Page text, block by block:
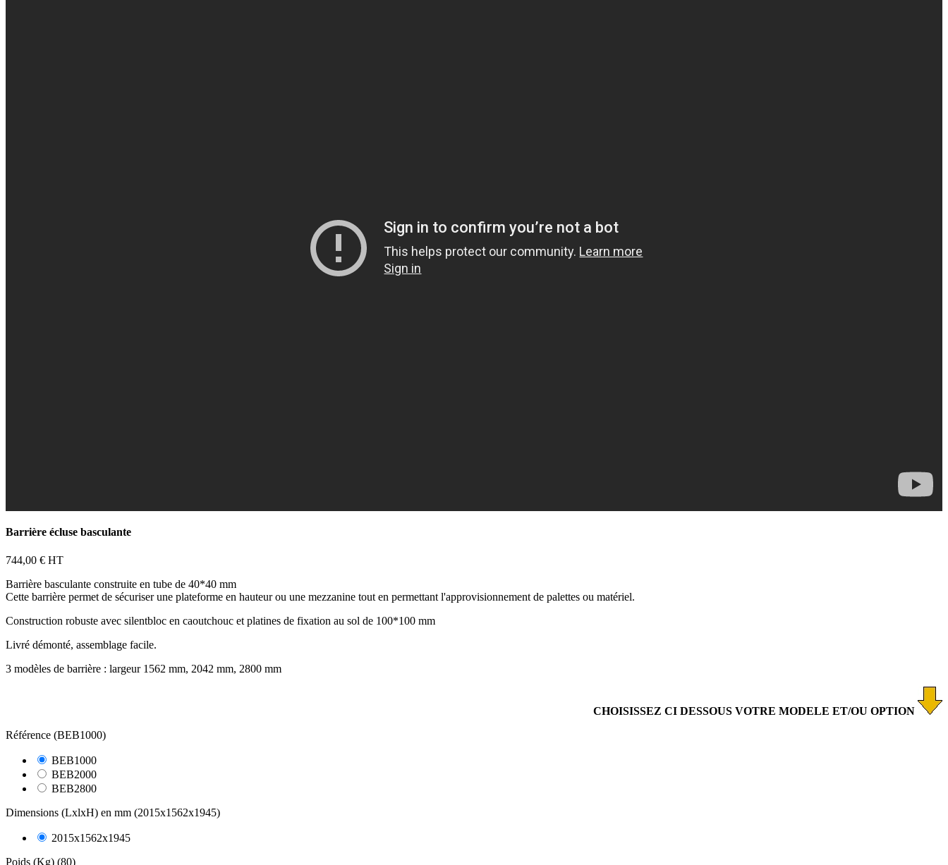
Barrière écluse basculante
744,00 € HT
Barrière basculante construite en tube de 40*40 mm
Cette barrière permet de sécuriser une plateforme en hauteur ou une mezzanine tout en permettant l'approvisionnement de palettes ou matériel.
Construction robuste avec silentbloc en caoutchouc et platines de fixation au sol de 100*100 mm
Livré démonté, assemblage facile.
3 modèles de barrière : largeur 1562 mm, 2042 mm, 2800 mm
CHOISISSEZ CI DESSOUS VOTRE MODELE ET/OU OPTION
Référence (BEB1000)
BEB1000
BEB2000
BEB2800
Dimensions (LxlxH) en mm (2015x1562x1945)
2015x1562x1945
Poids (Kg) (80)